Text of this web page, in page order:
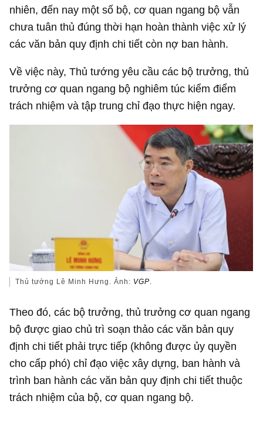
nhiên, đến nay một số bộ, cơ quan ngang bộ vẫn
chưa tuân thủ đúng thời hạn hoàn thành việc xử lý
các văn bản quy định chi tiết còn nợ ban hành.
Về việc này, Thủ tướng yêu cầu các bộ trưởng, thủ
trưởng cơ quan ngang bộ nghiêm túc kiểm điểm
trách nhiệm và tập trung chỉ đạo thực hiện ngay.
Thủ tướng Lê Minh Hưng. Ảnh: VGP.
Theo đó, các bộ trưởng, thủ trưởng cơ quan ngang
bộ được giao chủ trì soạn thảo các văn bản quy
định chi tiết phải trực tiếp (không được ủy quyền
cho cấp phó) chỉ đạo việc xây dựng, ban hành và
trình ban hành các văn bản quy định chi tiết thuộc
trách nhiệm của bộ, cơ quan ngang bộ.